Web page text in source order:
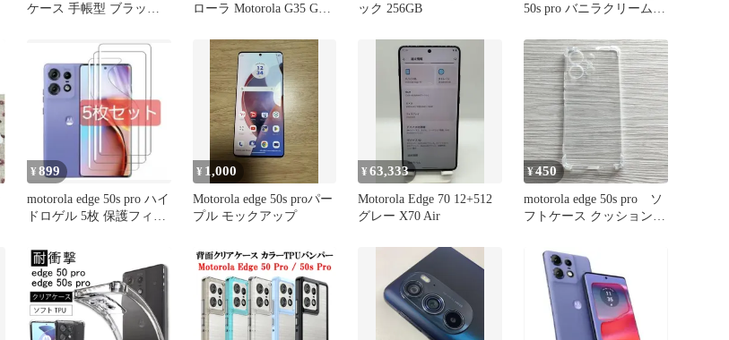
ケース 手帳型 ブラック
ローラ Motorola G35 G64
neo 保護フィルム Moto
G53Y 5G フィルム g53j
G13 G32 E32S G31 Edge
20 Fusion E6
ック 256GB
50s pro バニラクリーム
¥ 899
motorola edge 50s pro ハイ
ドロゲル 5枚 保護フィル
¥ 1,000
Motorola edge 50s proパー
プル モックアップ
¥63,333
Motorola Edge 70 12+512
グレー X70 Air
¥450
motorola edge 50s pro ソ
フトケース クッション